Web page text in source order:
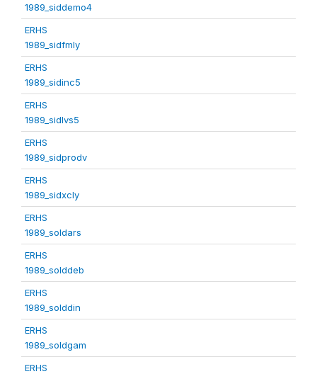
1989_siddemo4
ERHS
1989_sidfmly
ERHS
1989_sidinc5
ERHS
1989_sidlvs5
ERHS
1989_sidprodv
ERHS
1989_sidxcly
ERHS
1989_soldars
ERHS
1989_solddeb
ERHS
1989_solddin
ERHS
1989_soldgam
ERHS